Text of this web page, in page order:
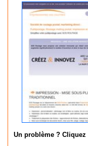
Un problème ? Cliquez